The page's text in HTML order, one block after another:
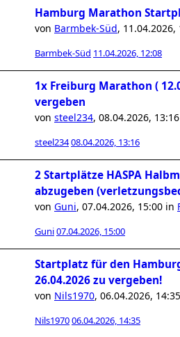
Hamburg Marathon
von Barmbek-Süd, 11.04.2026,
Barmbek-Süd 11.04.2026, 12:08
1x Freiburg Marathon (
vergeben
von steel234, 08.04.2026, 13:16
steel23408.04.2026, 13:16
2 Startplätze HASPA
abzugeben
von Guni, 07.04.2026, 15:00 in
Guni07.04.2026, 15:00
Startplatz für den
26.04.2026 zu vergeben!
von Nils1970, 06.04.2026, 14:35
Nils197006.04.2026, 14:35